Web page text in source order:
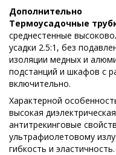
Дополнительно
Термоусадочные
среднестенные
усадки 2.5:1, без
изоляции медных и
подстанций и шкафов с
включительно.
Характерной
высокая
антитрекинговые
ультрафиолетовому
гибкость и эластичность.